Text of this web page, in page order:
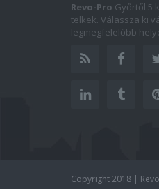
Revo-Pro Győrtől 5
telkek. Válassza ki
legmegfelelőbb
Copyright 2018 |